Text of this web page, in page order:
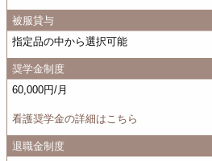
被服貸与
指定品の中から選択可能
奨学金制度
60,000円/月
看護奨学金の詳細はこちら
退職金制度